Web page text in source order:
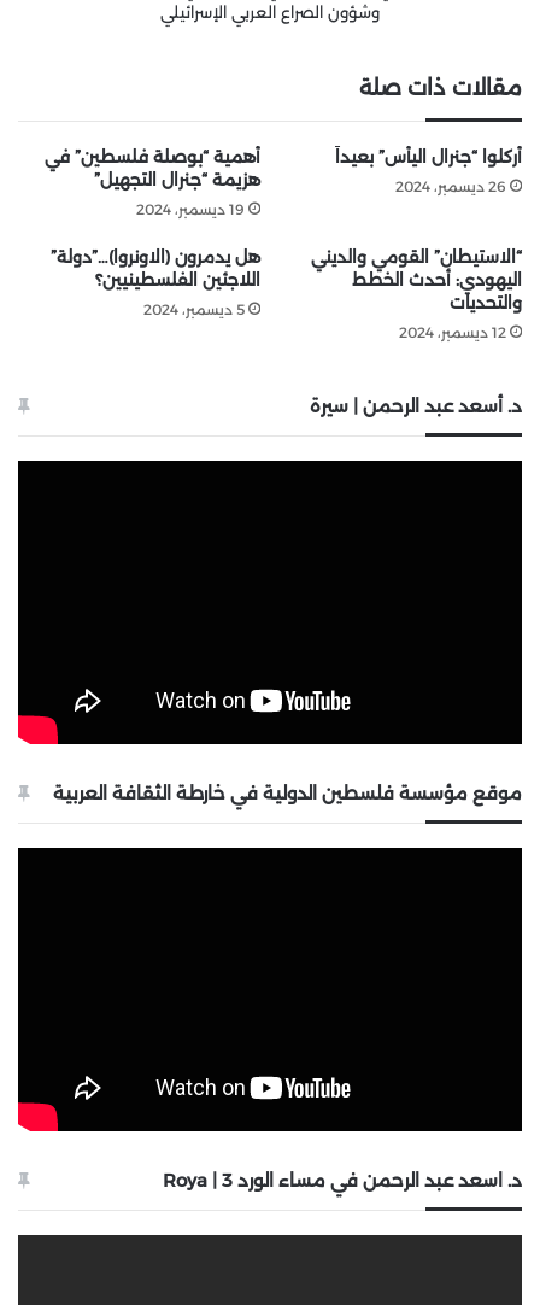
وشؤون الصراع العربي الإسرائيلي
مقالات ذات صلة
أُركلوا “جنرال اليأس” بعيداً
26 ديسمبر، 2024
أهمية “بوصلة فلسطين” في
هزيمة “جنرال التجهيل”
19 ديسمبر، 2024
“الاستيطان” القومي والديني
اليهودي: أحدث الخطط
والتحديات
12 ديسمبر، 2024
هل يدمرون (الاونروا)…”دولة”
اللاجئين الفلسطينيين؟
5 ديسمبر، 2024
د. أسعد عبد الرحمن | سيرة
موقع مؤسسة فلسطين الدولية في خارطة الثقافة العربية
د. اسعد عبد الرحمن في مساء الورد 3 | Roya